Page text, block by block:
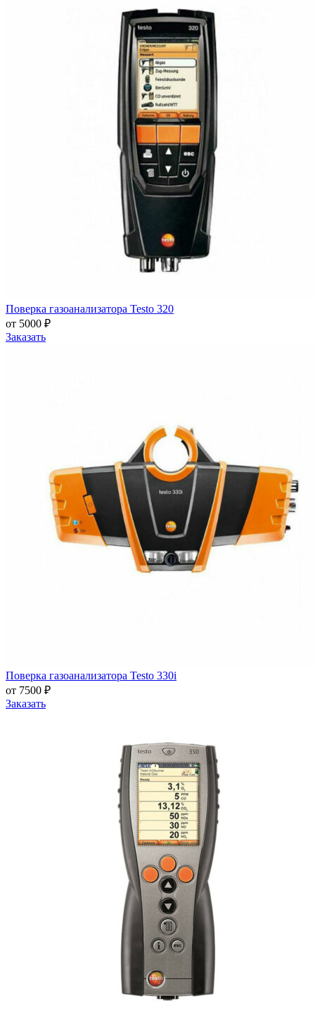
Поверка газоанализатора Testo 320
от 5000 ₽
Заказать
Поверка газоанализатора Testo 330i
от 7500 ₽
Заказать